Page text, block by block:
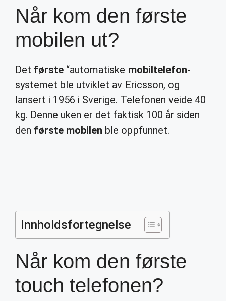
Når kom den første
mobilen ut?
Det første “automatiske mobiltelefon-
systemet ble utviklet av Ericsson, og
lansert i 1956 i Sverige. Telefonen veide 40
kg. Denne uken er det faktisk 100 år siden
den første mobilen ble oppfunnet.
Innholdsfortegnelse
Når kom den første
touch telefonen?